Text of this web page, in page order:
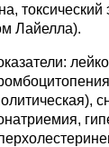
Лайелла).